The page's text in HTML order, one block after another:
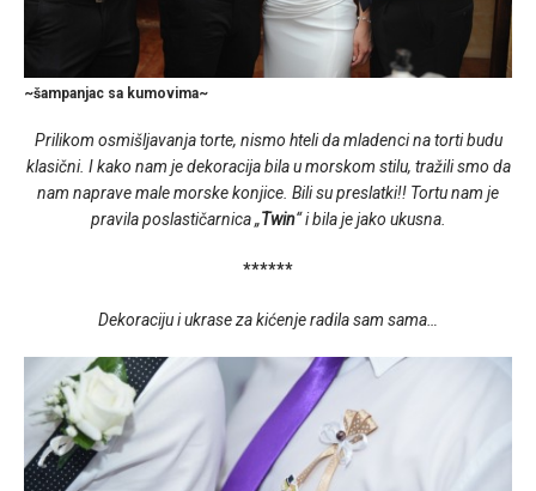
~šampanjac sa kumovima~
Prilikom osmišljavanja torte, nismo hteli da mladenci na torti budu
klasični. I kako nam je dekoracija bila u morskom stilu, tražili smo da
nam naprave male morske konjice. Bili su preslatki!! Tortu nam je
pravila poslastičarnica „Twin“ i bila je jako ukusna.
******
Dekoraciju i ukrase za kićenje radila sam sama…